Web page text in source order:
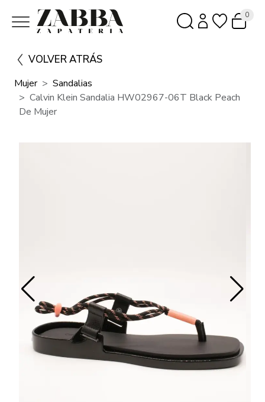
0
VOLVER ATRÁS
Mujer
Sandalias
Calvin Klein Sandalia HW02967-06T Black Peach
De Mujer